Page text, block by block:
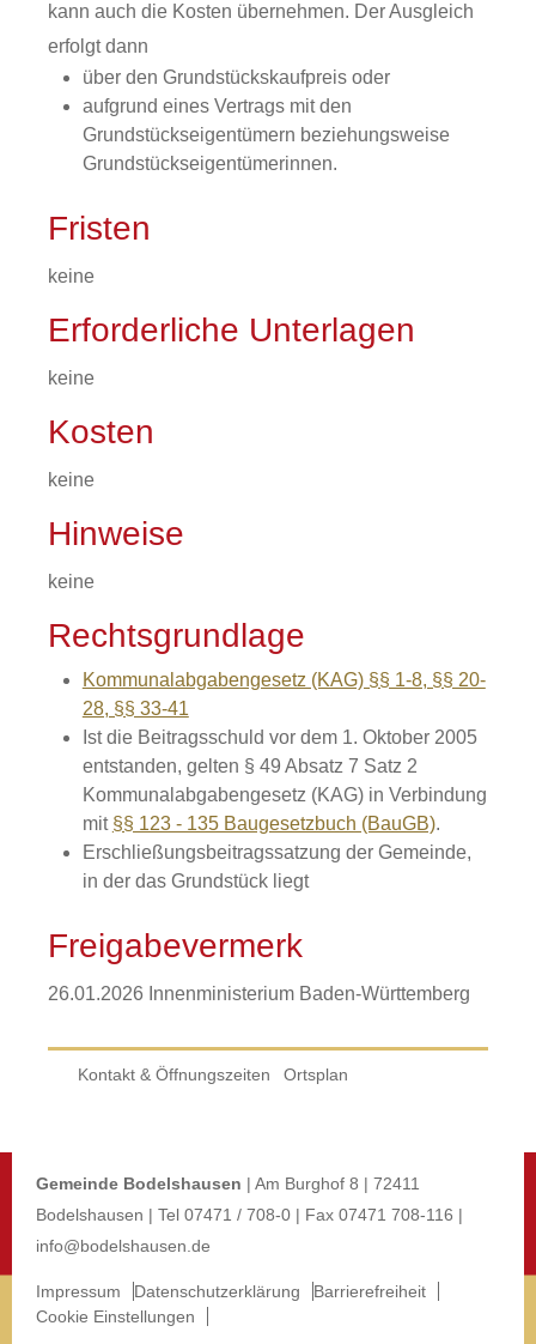
kann auch die Kosten übernehmen. Der Ausgleich
erfolgt dann
über den Grundstückskaufpreis oder
aufgrund eines Vertrags mit den
Grundstückseigentümern beziehungsweise
Grundstückseigentümerinnen.
Fristen
keine
Erforderliche Unterlagen
keine
Kosten
keine
Hinweise
keine
Rechtsgrundlage
Kommunalabgabengesetz (KAG) §§ 1-8, §§ 20-
28, §§ 33-41
Ist die Beitragsschuld vor dem 1. Oktober 2005
entstanden, gelten § 49 Absatz 7 Satz 2
Kommunalabgabengesetz (KAG) in Verbindung
mit §§ 123 - 135 Baugesetzbuch (BauGB).
Erschließungsbeitragssatzung der Gemeinde,
in der das Grundstück liegt
Freigabevermerk
26.01.2026 Innenministerium Baden-Württemberg
Kontakt & Öffnungszeiten Ortsplan
Gemeinde Bodelshausen | Am Burghof 8 | 72411
Bodelshausen | Tel 07471 / 708-0 | Fax 07471 708-116 |
info@bodelshausen.de
Impressum Datenschutzerklärung
Barrierefreiheit
Cookie Einstellungen